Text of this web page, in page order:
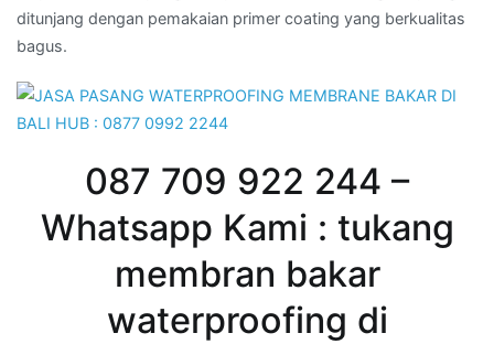
ditunjang dengan pemakaian primer coating yang berkualitas
bagus.
087 709 922 244 –
Whatsapp Kami : tukang
membran bakar
waterproofing di